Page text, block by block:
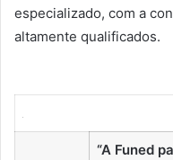
especializado, com a
altamente qualificados.
“A Funed